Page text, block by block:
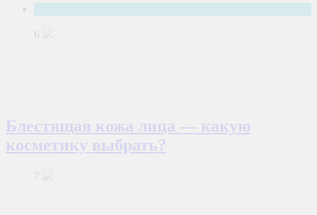
6
Блестящая кожа лица — какую
косметику выбрать?
7